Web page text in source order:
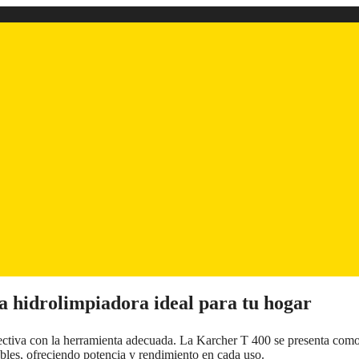
hidrolimpiadora ideal para tu hogar
con la herramienta adecuada. La Karcher T 400 se presenta
ofreciendo potencia y rendimiento en cada uso.